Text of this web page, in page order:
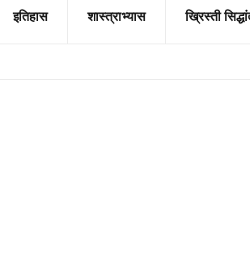
इतिहास शास्त्राभ्यास ख्रिस्ती